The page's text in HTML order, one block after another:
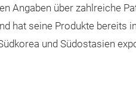
Angaben über zahlreiche
hat seine Produkte bereits
und Südostasien